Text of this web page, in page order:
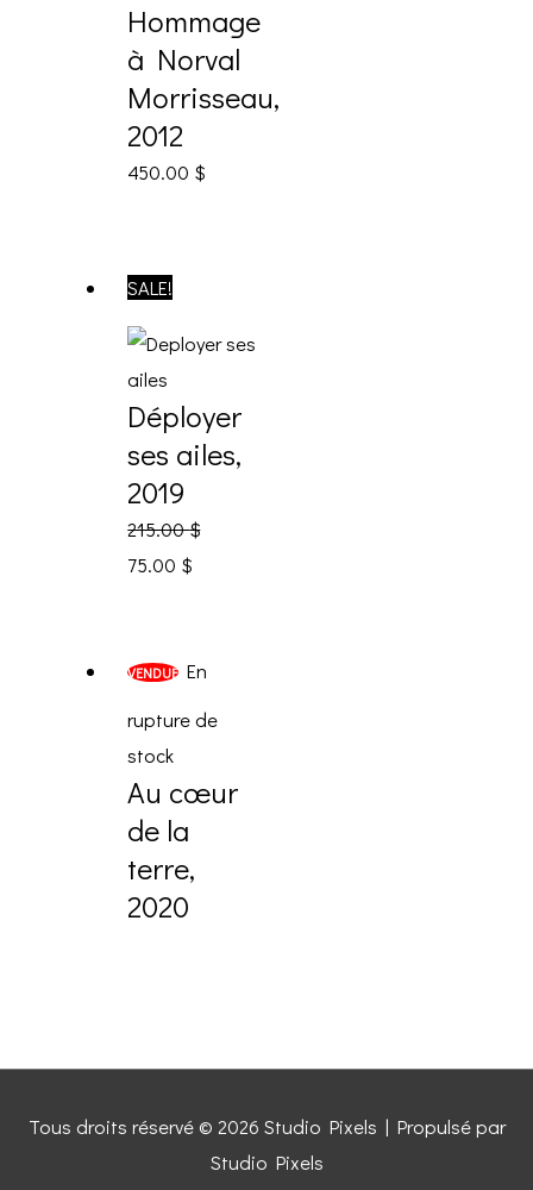
Hommage
à Norval
Morrisseau,
2012
450.00 $
SALE!
Déployer
ses ailes,
2019
215.00$
75.00 $
VENDUE En
rupture de
stock
Au cœur
de la
terre,
2020
Tous droits réservé © 2026 Studio Pixels | Propulsé par
Studio Pixels